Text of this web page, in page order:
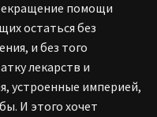
помощи
остаться без
и без того
лекарств и
устроенные империей,
И этого хочет